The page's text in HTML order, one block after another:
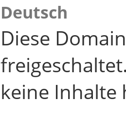
Deutsch
Diese
keine Inhalte